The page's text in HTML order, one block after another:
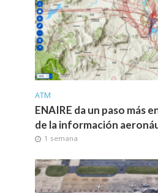
ATM
ENAIRE da un paso más
de la información
1 semana